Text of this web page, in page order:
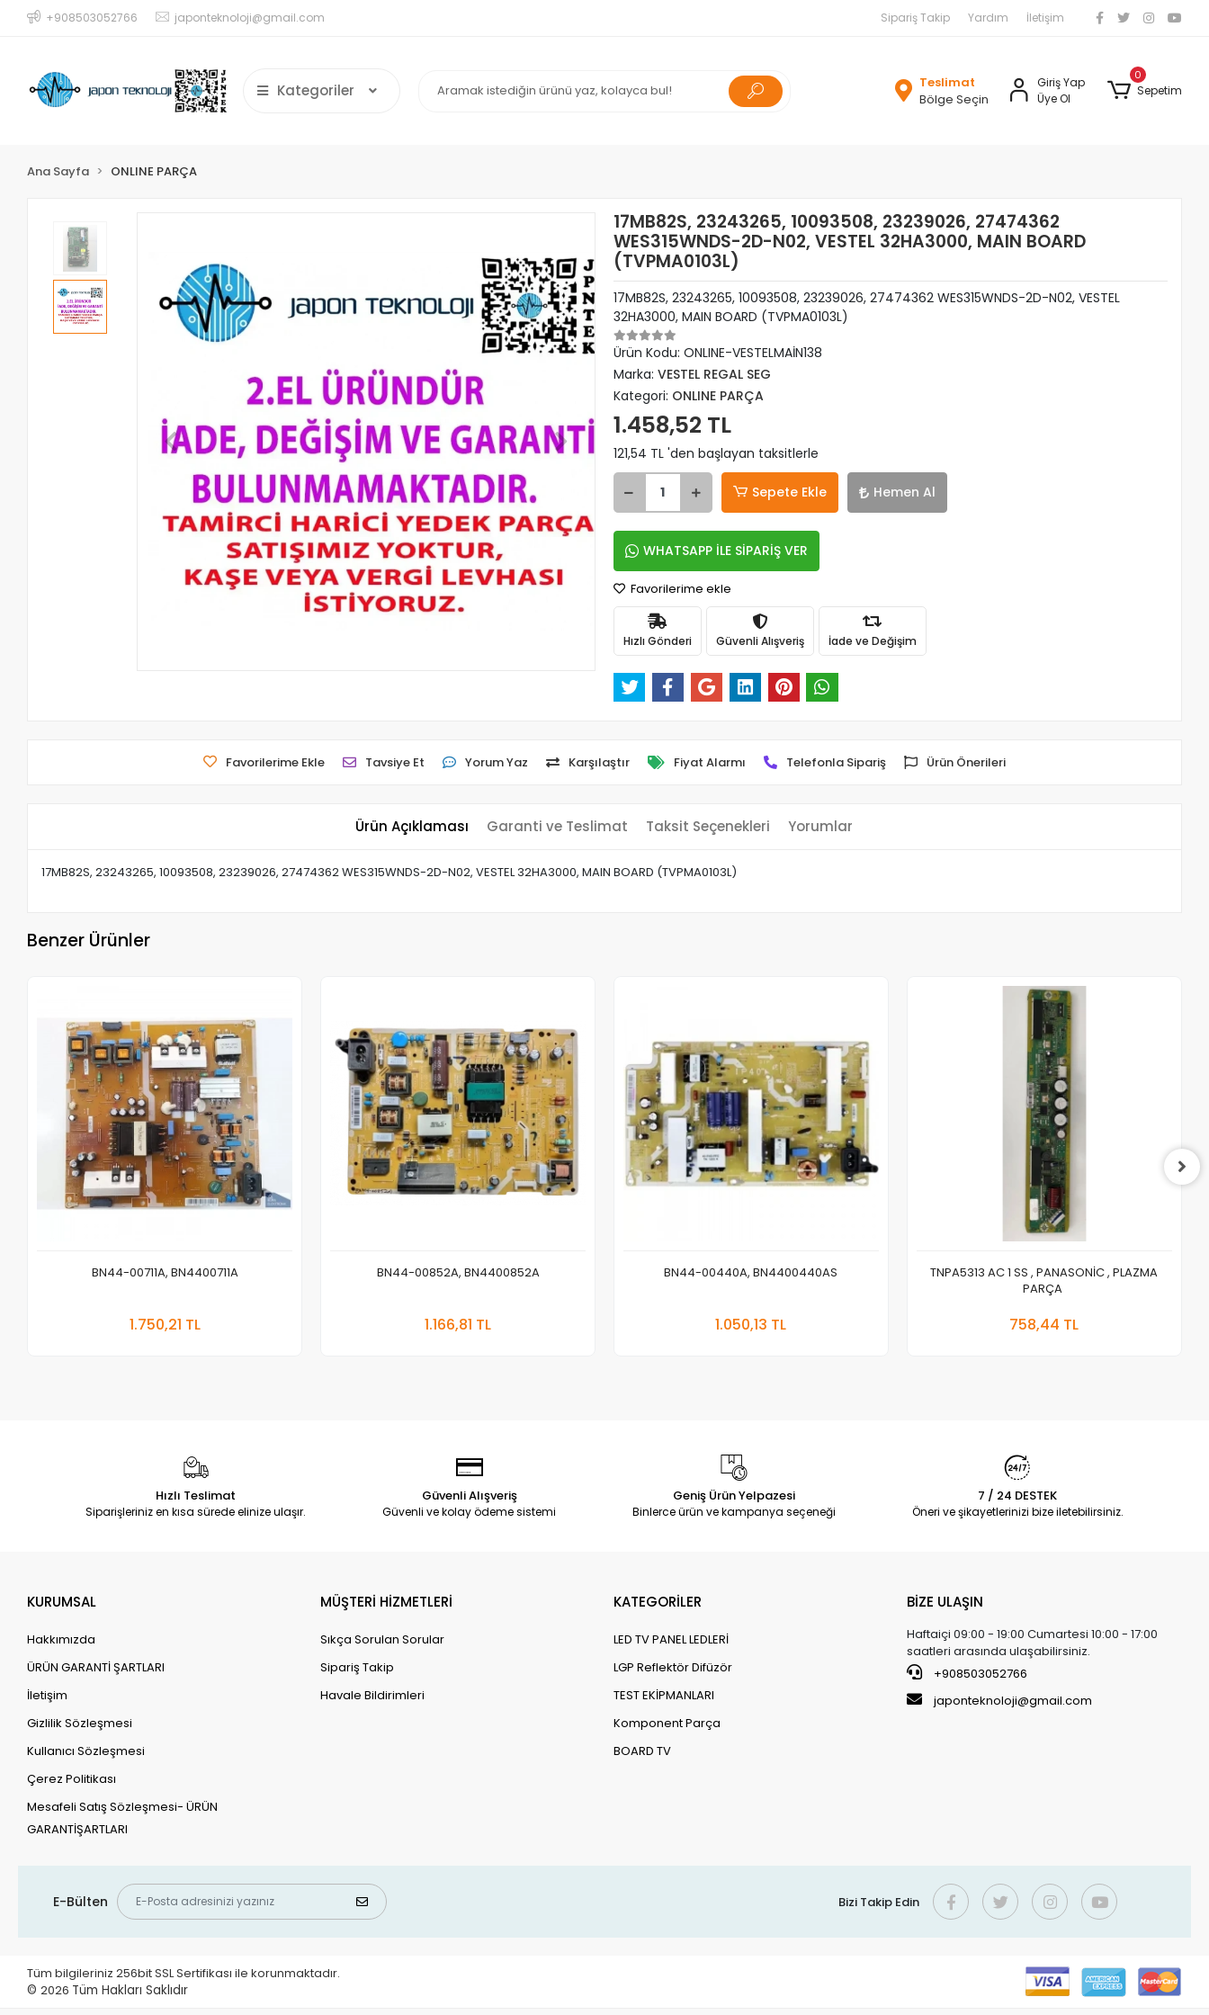
+908503052766 japonteknoloji@gmail.com Sipariş Takip Yardım İletişim
Kategoriler
Teslimat
Bölge Seçin
Giriş Yap
Üye Ol
0
Sepetim
Ana Sayfa ONLINE PARÇA
17MB82S, 23243265, 10093508, 23239026, 27474362
WES315WNDS-2D-N02, VESTEL 32HA3000, MAIN BOARD
(TVPMA0103L)
17MB82S, 23243265, 10093508, 23239026, 27474362 WES315WNDS-2D-N02, VESTEL
32HA3000, MAIN BOARD (TVPMA0103L)
Ürün Kodu: ONLINE-VESTELMAİN138
Marka: VESTEL REGAL SEG
Kategori: ONLINE PARÇA
1.458,52 TL
121,54 TL 'den başlayan taksitlerle
Sepete Ekle Hemen Al
WHATSAPP İLE SİPARİŞ VER
Favorilerime ekle
Hızlı Gönderi Güvenli Alışveriş İade ve Değişim
Favorilerime Ekle Tavsiye Et Yorum Yaz Karşılaştır Fiyat Alarmı Telefonla Sipariş Ürün Önerileri
Ürün Açıklaması Garanti ve Teslimat Taksit Seçenekleri Yorumlar
17MB82S, 23243265, 10093508, 23239026, 27474362 WES315WNDS-2D-N02, VESTEL 32HA3000, MAIN BOARD (TVPMA0103L)
Benzer Ürünler
BN44-00711A, BN4400711A
1.750,21 TL
BN44-00852A, BN4400852A
1.166,81 TL
BN44-00440A, BN4400440AS
1.050,13 TL
TNPA5313 AC 1 SS , PANASONİC , PLAZMA
PARÇA
758,44 TL
Hızlı Teslimat
Siparişleriniz en kısa sürede elinize ulaşır.
Güvenli Alışveriş
Güvenli ve kolay ödeme sistemi
Geniş Ürün Yelpazesi
Binlerce ürün ve kampanya seçeneği
7 / 24 DESTEK
Öneri ve şikayetlerinizi bize iletebilirsiniz.
KURUMSAL
Hakkımızda
ÜRÜN GARANTİ ŞARTLARI
İletişim
Gizlilik Sözleşmesi
Kullanıcı Sözleşmesi
Çerez Politikası
Mesafeli Satış Sözleşmesi- ÜRÜN
GARANTİŞARTLARI
MÜŞTERİ HİZMETLERİ
Sıkça Sorulan Sorular
Sipariş Takip
Havale Bildirimleri
KATEGORİLER
LED TV PANEL LEDLERİ
LGP Reflektör Difüzör
TEST EKİPMANLARI
Komponent Parça
BOARD TV
BİZE ULAŞIN
Haftaiçi 09:00 - 19:00 Cumartesi 10:00 - 17:00
saatleri arasında ulaşabilirsiniz.
+908503052766
japonteknoloji@gmail.com
E-Bülten Bizi Takip Edin
Tüm bilgileriniz 256bit SSL Sertifikası ile korunmaktadır.
©2026 Tüm Hakları Saklıdır